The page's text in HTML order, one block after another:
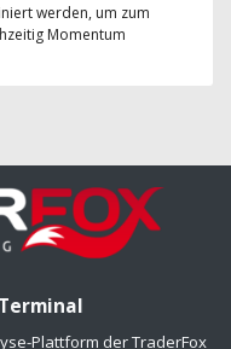
werden, um zum
Momentum
Plattform der TraderFox